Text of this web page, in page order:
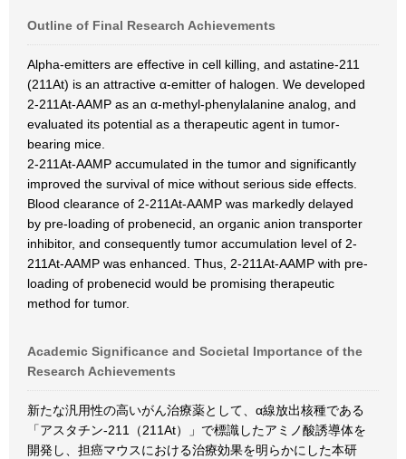
Outline of Final Research Achievements
Alpha-emitters are effective in cell killing, and astatine-211
(211At) is an attractive α-emitter of halogen. We developed
2-211At-AAMP as an α-methyl-phenylalanine analog, and
evaluated its potential as a therapeutic agent in tumor-
bearing mice.
2-211At-AAMP accumulated in the tumor and significantly
improved the survival of mice without serious side effects.
Blood clearance of 2-211At-AAMP was markedly delayed
by pre-loading of probenecid, an organic anion transporter
inhibitor, and consequently tumor accumulation level of 2-
211At-AAMP was enhanced. Thus, 2-211At-AAMP with pre-
loading of probenecid would be promising therapeutic
method for tumor.
Academic Significance and Societal Importance of the
Research Achievements
新たな汎用性の高いがん治療薬として、α線放出核種である
「アスタチン-211（211At）」で標識したアミノ酸誘導体を
開発し、担癌マウスにおける治療効果を明らかにした本研